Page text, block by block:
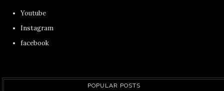
Youtube
Instagram
facebook
POPULAR POSTS